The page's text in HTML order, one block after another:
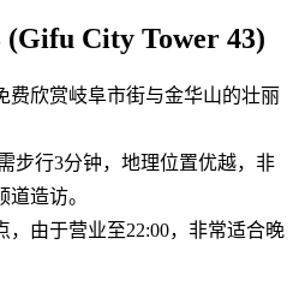
City Tower 43)
费欣赏岐阜市街与金华山的壮丽
步行3分钟，地理位置优越，非
造访。
，由于营业至22:00，非常适合晚